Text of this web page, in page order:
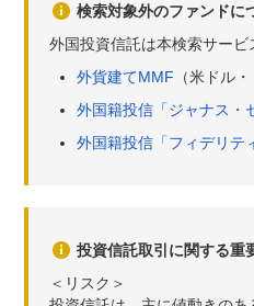
検索対象外のファンドに
外国投資信託は本検索サービ
外貨建てMMF （米ドル
外国籍投信「ジャナス・
外国籍投信「フィデリ
投資信託取引に関する重
＜リスク＞